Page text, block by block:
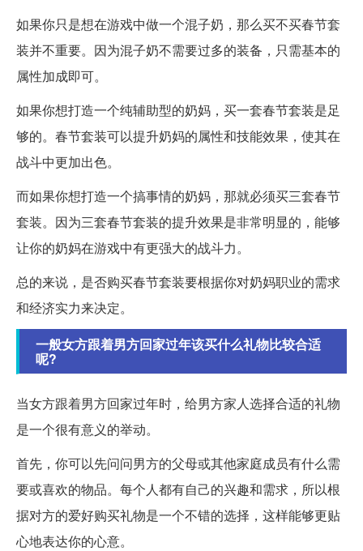
如果你只是想在游戏中做一个混子奶，那么买不买春节套
装并不重要。因为混子奶不需要过多的装备，只需基本的
属性加成即可。
如果你想打造一个纯辅助型的奶妈，买一套春节套装是足
够的。春节套装可以提升奶妈的属性和技能效果，使其在
战斗中更加出色。
而如果你想打造一个搞事情的奶妈，那就必须买三套春节
套装。因为三套春节套装的提升效果是非常明显的，能够
让你的奶妈在游戏中有更强大的战斗力。
总的来说，是否购买春节套装要根据你对奶妈职业的需求
和经济实力来决定。
一般女方跟着男方回家过年该买什么礼物比较合适
呢?
当女方跟着男方回家过年时，给男方家人选择合适的礼物
是一个很有意义的举动。
首先，你可以先问问男方的父母或其他家庭成员有什么需
要或喜欢的物品。每个人都有自己的兴趣和需求，所以根
据对方的爱好购买礼物是一个不错的选择，这样能够更贴
心地表达你的心意。